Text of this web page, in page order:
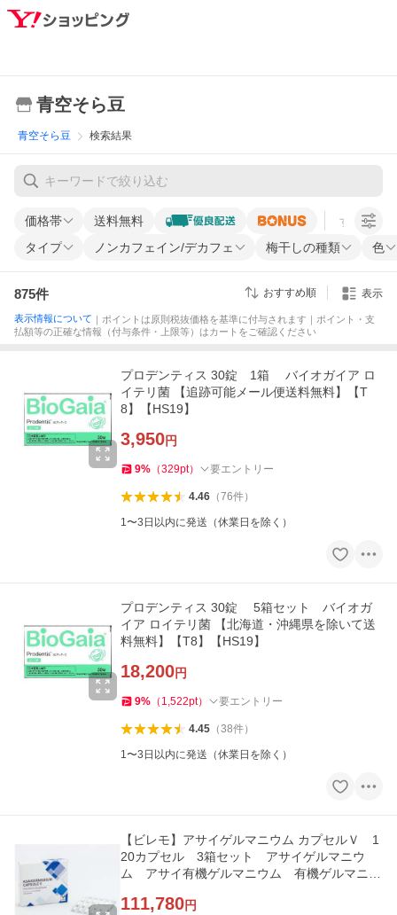
青空そら豆
青空そら豆 検索結果
価格帯 送料無料 すべての条
タイプ ノンカフェイン/デカフェ 梅干しの種類 色
875件 おすすめ順 表示
表示情報について ｜ポイントは原則税抜価格を基準に付与されます｜ポイント・支
払額等の正確な情報（付与条件・上限等）はカートをご確認ください
プロデンティス 30錠 1箱 バイオガイア ロ
イテリ菌 【追跡可能メール便送料無料】【T
8】【HS19】
3,950円
9% （329pt） 要エントリー
4.46（76件）
1〜3日以内に発送（休業日を除く）
プロデンティス 30錠 5箱セット バイオガ
イア ロイテリ菌 【北海道・沖縄県を除いて送
料無料】【T8】【HS19】
18,200円
9% （ 1,522pt） 要エントリー
4.45（38件）
1〜3日以内に発送（休業日を除く）
【ビレモ】アサイゲルマニウム カプセルＶ 1
20カプセル 3箱セット アサイゲルマニウ
ム アサイ有機ゲルマニウム 有機ゲルマニウ
111,780円